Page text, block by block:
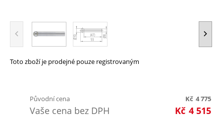
Toto zboží je prodejné pouze registrovaným
Původní cena 4 775
Kč
Vaše cena bez DPH 4 515
Kč